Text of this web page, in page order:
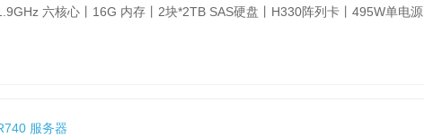
六核心丨16G 内存丨2块*2TB SAS硬盘丨H330阵列卡丨495W单电源
服务器